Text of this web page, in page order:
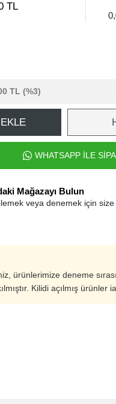
TL
TL (%3)
WHATSAPP İLE
Mağazayı Bulun
veya denemek için size
ürünlerimize deneme
Kilidi açılmış ürünler